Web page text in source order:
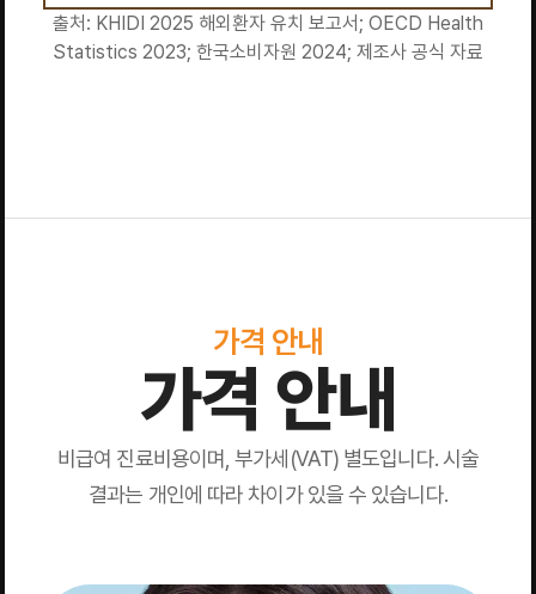
출처: KHIDI 2025 해외환자 유치 보고서; OECD Health
Statistics 2023; 한국소비자원 2024; 제조사 공식 자료
가격 안내
가격 안내
비급여 진료비용이며, 부가세(VAT) 별도입니다. 시술
결과는 개인에 따라 차이가 있을 수 있습니다.